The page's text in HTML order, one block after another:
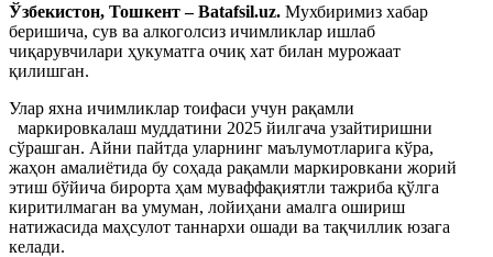
Ўзбекистон, Тошкент – Batafsil.uz. Мухбиримиз хабар
беришича, сув ва алкоголсиз ичимликлар ишлаб
чиқарувчилари ҳукуматга очиқ хат билан мурожаат
қилишган.
Улар яхна ичимликлар тоифаси учун рақамли
маркировкалаш муддатини 2025 йилгача узайтиришни
сўрашган. Айни пайтда уларнинг маълумотларига кўра,
жаҳон амалиётида бу соҳада рақамли маркировкани жорий
этиш бўйича бирорта ҳам муваффақиятли тажриба қўлга
киритилмаган ва умуман, лойиҳани амалга ошириш
натижасида маҳсулот таннархи ошади ва тақчиллик юзага
келади.